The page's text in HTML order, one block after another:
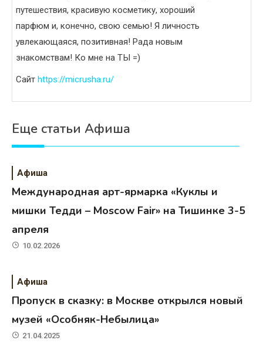
путешествия, красивую косметику, хороший
парфюм и, конечно, свою семью! Я личность
увлекающаяся, позитивная! Рада новым
знакомствам! Ко мне на ТЫ =)
Сайт https://micrusha.ru/
Еще статьи Афиша
Афиша
Международная арт-ярмарка «Куклы и
мишки Тедди – Moscow Fair» на Тишинке 3-5
апреля
10.02.2026
Афиша
Пропуск в сказку: в Москве открылся новый
музей «Особняк-Небылица»
21.04.2025